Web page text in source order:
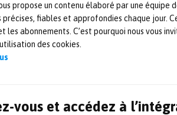
propose un contenu élaboré par une équipe
fiables et approfondies chaque jour.
les abonnements. C’est pourquoi nous vous
des cookies.
vous et accédez à